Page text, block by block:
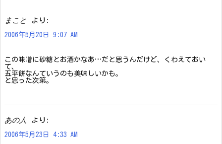
まこと より:
2006年5月20日 9:07 AM
この味噌に砂糖とお酒かなあ…だと思うんだけど、くわえておい
て、
五平餅なんていうのも美味しいかも。
と思った次第。
あの人 より:
2006年5月23日 4:33 AM